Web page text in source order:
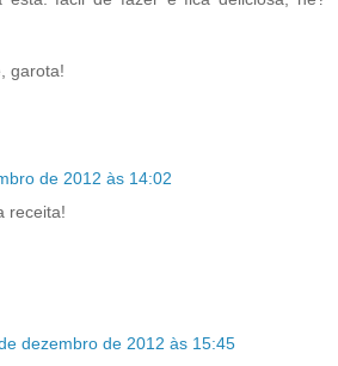
garota!
de 2012 às 14:02
receita!
dezembro de 2012 às 15:45